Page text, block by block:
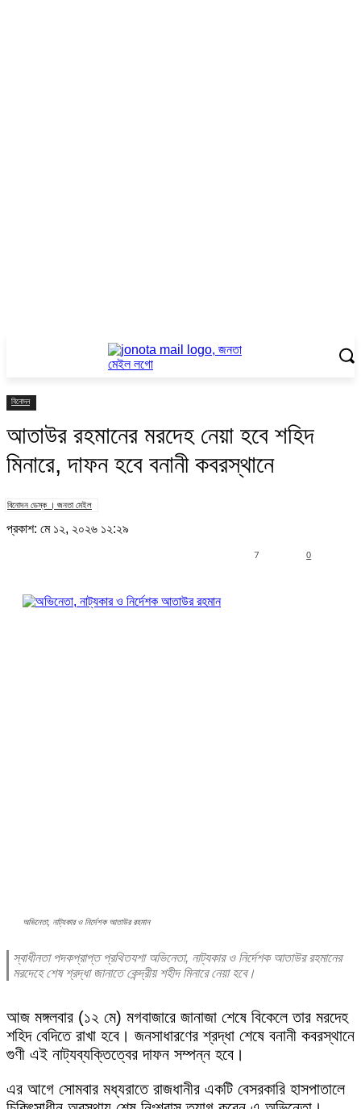
বিনোদন
আতাউর রহমানের মরদেহ নেয়া হবে শহিদ
মিনারে, দাফন হবে বনানী কবরস্থানে
বিনোদন ডেস্ক । জনতা মেইল
প্রকাশ: মে ১২, ২০২৬ ১২:২৯
0
7
অভিনেতা, নাট্যকার ও নির্দেশক আতাউর রহমান
স্বাধীনতা পদকপ্রাপ্ত প্রথিতযশা অভিনেতা, নাট্যকার ও নির্দেশক আতাউর রহমানের
মরদেহে শেষ শ্রদ্ধা জানাতে কেন্দ্রীয় শহীদ মিনারে নেয়া হবে।
আজ মঙ্গলবার (১২ মে) মগবাজারে জানাজা শেষে বিকেলে তার মরদেহ
শহিদ বেদিতে রাখা হবে। জনসাধারণের শ্রদ্ধা শেষে বনানী কবরস্থানে
গুণী এই নাট্যব্যক্তিত্বের দাফন সম্পন্ন হবে।
এর আগে সোমবার মধ্যরাতে রাজধানীর একটি বেসরকারি হাসপাতালে